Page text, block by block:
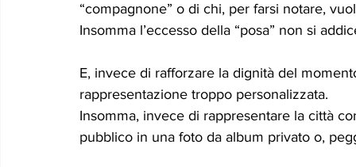
“compagnone” o di chi, per farsi notare,
Insomma l’eccesso della “posa” non si
E, invece di rafforzare la dignità del
rappresentazione troppo personalizzata.
Insomma, invece di rappresentare la città
pubblico in una foto da album privato o,